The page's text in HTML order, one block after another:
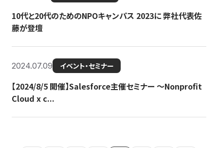
10代と20代のためのNPOキャンパス 2023に 弊社代表佐
藤が登壇
2024.07.09 イベント・セミナー
【2024/8/5 開催】Salesforce主催セミナー 〜Nonprofit
Cloud x c...